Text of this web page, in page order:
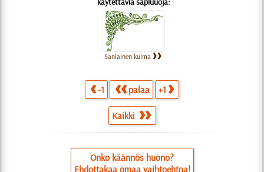
Saniainen kulma
-1 palaa +1
Kaikki
Onko käännös huono?
Ehdottakaa omaa vaihtoehtoa!